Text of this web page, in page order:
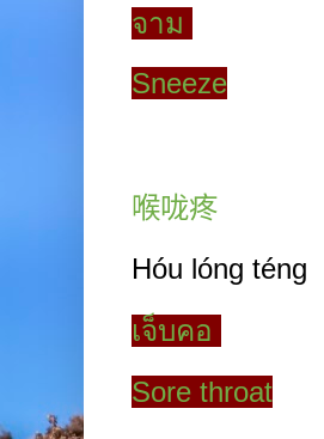
จาม
Sneeze
喉咙疼
Hóu lóng téng
เจ็บคอ
Sore throat